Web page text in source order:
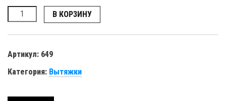
Количество В КОРЗИНУ
Артикул: 649
Категория: Вытяжки